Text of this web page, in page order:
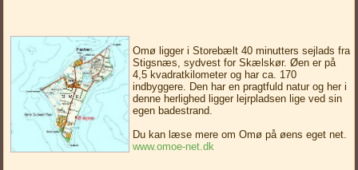
Omø ligger i Storebælt 40 minutters sejlads fra
Stigsnæs, sydvest for Skælskør. Øen er på
4,5 kvadratkilometer og har ca. 170
indbyggere. Den har en pragtfuld natur og her i
denne herlighed ligger lejrpladsen lige ved sin
egen badestrand.
Du kan læse mere om Omø på øens eget net.
www.omoe-net.dk